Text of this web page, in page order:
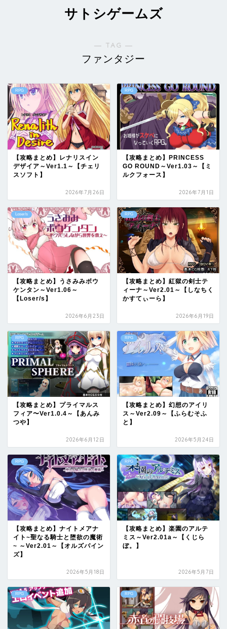
サトシゲームズ
― TAG ―
ファンタジー
RPG
【攻略まとめ】レナリスイン
デザイア～Ver1.1～【チェリ
スソフト】
2026年7月26日
RPG
【攻略まとめ】PRINCESS
GO ROUND～Ver1.03～【ミ
ルクフォース】
2026年7月1日
Loser/s
【攻略まとめ】うさみみボウ
ケンタン～Ver1.06～
【Loser/s】
2026年6月23日
RPG
【攻略まとめ】紅獄の剣士テ
ィーナ～Ver2.01～【しなちく
かすてぃーら】
2026年6月19日
RPG
【攻略まとめ】プライマルス
フィア〜Ver1.0.4～【あんみ
つや】
2026年6月12日
RPG
【攻略まとめ】幻想のアイリ
ス～Ver2.09～【ふらむそふ
と】
2026年5月24日
RPG
【攻略まとめ】ナイトメアナ
イト~聖なる騎士と堕欲の魔術
~ ～Ver2.01～【オルズパイン
ズ】
2026年5月18日
RPG
【攻略まとめ】楽園のアルテ
ミス～Ver2.01a～【くじら
ぼ。】
2026年5月7日
RPG RPG